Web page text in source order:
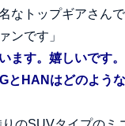
なトップギアさん
ンです」
ます。嬉しいです
とHANはどのよう